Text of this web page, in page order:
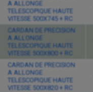
A ALLONGE
TELESCOPIQUE HAUTE
VITESSE 500X745 + RC
CARDAN DE PRECISION
A ALLONGE
TELESCOPIQUE HAUTE
VITESSE 500X800 + RC
CARDAN DE PRECISION
A ALLONGE
TELESCOPIQUE HAUTE
VITESSE 500X820 + RC